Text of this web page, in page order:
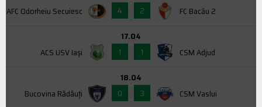
AFC Odorheiu Secuiesc
4
2 FC Bacău 2
ACS USV Iaşi
17.04
1
1 CSM Adjud
Bucovina Rădăuți
18.04
0
3 CSM Vaslui